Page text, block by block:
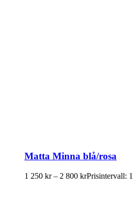
Matta Minna blå/rosa
1 250 kr – 2 800 krPrisintervall: